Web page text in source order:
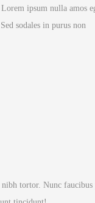
ipsum nulla amos
sodales in purus non
tortor. Nunc